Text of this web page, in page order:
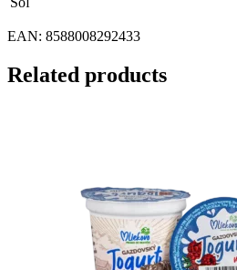
EAN: 8588008292433
Related products